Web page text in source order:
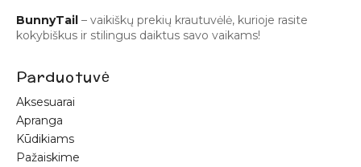
BunnyTail – vaikiškų prekių krautuvėlė, kurioje rasite
kokybiškus ir stilingus daiktus savo vaikams!
Parduotuvė
Aksesuarai
Apranga
Kūdikiams
Pažaiskime